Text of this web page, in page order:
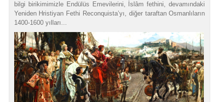
bilgi birikimimizle Endülüs Emevilerini, İslâm fethini, devamındaki
Yeniden Hristiyan Fethi Reconquista’yı, diğer taraftan Osmanlıların
1400-1600 yılları...